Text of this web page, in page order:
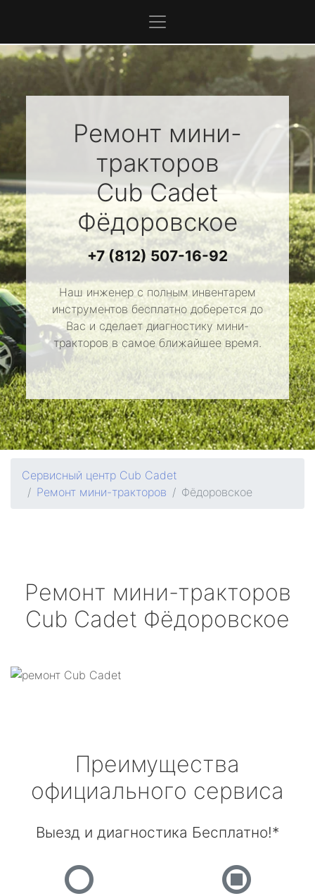
Ремонт мини-
тракторов
Cub Cadet
Фёдоровское
+7 (812) 507-16-92
Наш инженер с полным инвентарем
инструментов бесплатно доберется до
Вас и сделает диагностику мини-
тракторов в самое ближайшее время.
Сервисный центр Cub Cadet
Ремонт мини-тракторов
Фёдоровское
Ремонт мини-тракторов
Cub Cadet Фёдоровское
Преимущества
официального сервиса
Выезд и диагностика Бесплатно!*